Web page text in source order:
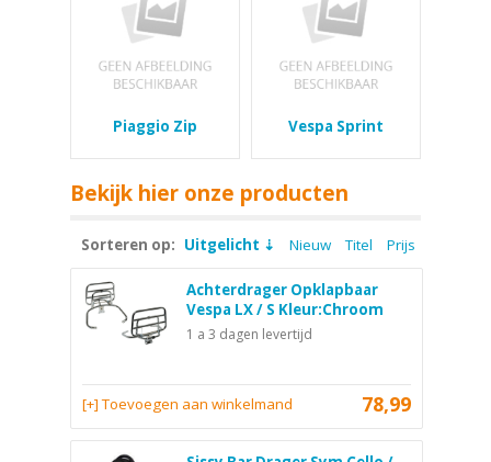
Piaggio Zip Vespa Sprint
Bekijk hier onze producten
Sorteren op: Uitgelicht Nieuw Titel Prijs
Achterdrager Opklapbaar
Vespa LX / S Kleur:Chroom
1 a 3 dagen levertijd
78,99
[+] Toevoegen aan winkelmand